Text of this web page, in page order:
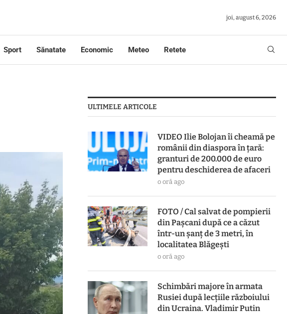
joi, august 6, 2026
Sport Sănatate Economic Meteo Retete
ULTIMELE ARTICOLE
VIDEO Ilie Bolojan îi cheamă pe
românii din diaspora în țară:
granturi de 200.000 de euro
pentru deschiderea de afaceri
o oră ago
FOTO / Cal salvat de pompierii
din Pașcani după ce a căzut
într-un șanț de 3 metri, în
localitatea Blăgești
o oră ago
Schimbări majore în armata
Rusiei după lecțiile războiului
din Ucraina. Vladimir Putin